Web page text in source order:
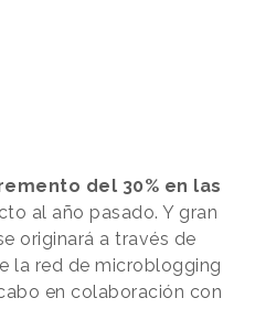
del 30% en las
al año pasado. Y gran
originará a través de
la red de microblogging
en colaboración con